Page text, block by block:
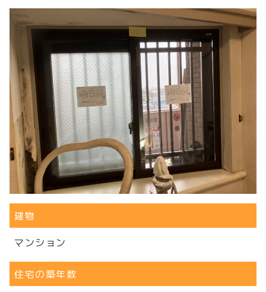
建物
マンション
住宅の築年数